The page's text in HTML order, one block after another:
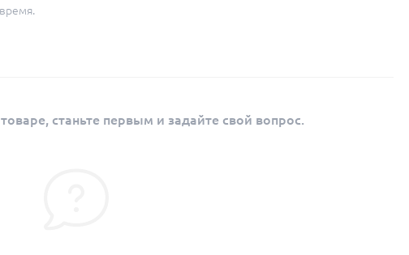
станьте первым и задайте свой вопрос.